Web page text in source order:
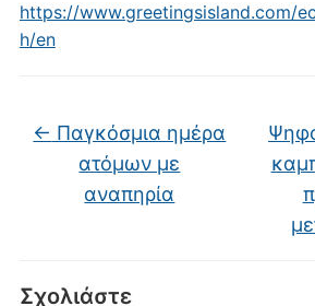
https://www.greetingsisland.com/
h/en
← Παγκόσμια ημέρα
ατόμων με
αναπηρία
Σχολιάστε